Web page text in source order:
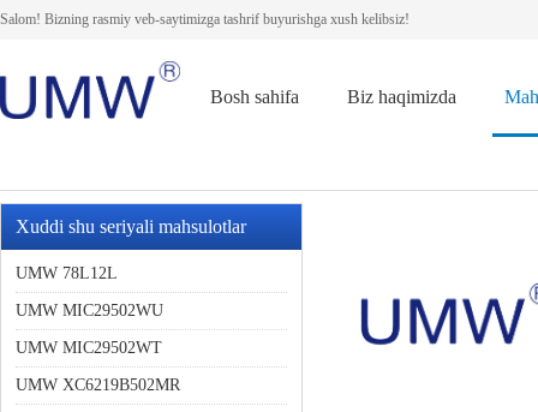
Salom! Bizning rasmiy veb-saytimizga tashrif buyurishga xush kelibsiz!
Bosh sahifa Biz haqimizda
Xuddi shu seriyali mahsulotlar
UMW 78L12L
UMW MIC29502WU
UMW MIC29502WT
UMW XC6219B502MR